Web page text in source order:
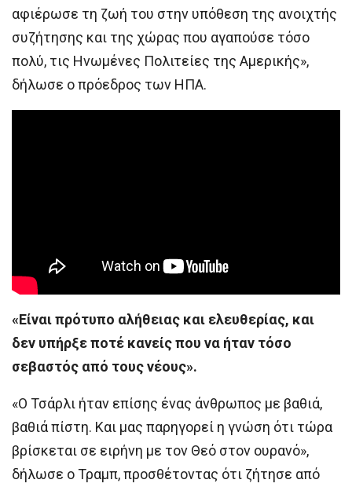
αφιέρωσε τη ζωή του στην υπόθεση της ανοιχτής
συζήτησης και της χώρας που αγαπούσε τόσο
πολύ, τις Ηνωμένες Πολιτείες της Αμερικής»,
δήλωσε ο πρόεδρος των ΗΠΑ.
«Είναι πρότυπο αλήθειας και ελευθερίας, και
δεν υπήρξε ποτέ κανείς που να ήταν τόσο
σεβαστός από τους νέους».
«Ο Τσάρλι ήταν επίσης ένας άνθρωπος με βαθιά,
βαθιά πίστη. Και μας παρηγορεί η γνώση ότι τώρα
βρίσκεται σε ειρήνη με τον Θεό στον ουρανό»,
δήλωσε ο Τραμπ, προσθέτοντας ότι ζήτησε από